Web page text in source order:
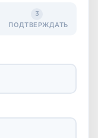
3
ПОДТВЕРЖДАТЬ